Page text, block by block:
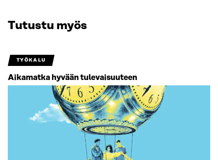
Tutustu myös
TYÖKALU
Aikamatka hyvään tulevaisuuteen